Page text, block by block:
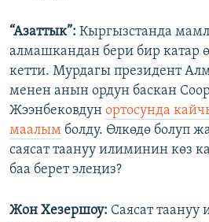
“Азаттык”: Кыргызстанда
алмашкандан бери бир катар
кетти. Мурдагы президент
менен анын ордун баскан
Жээнбековдун ортосунда
маалым болду. Өлкөдө болуп
саясат таануу илиминин көз
баа берет элеңиз?
Жон Хезершоу: Саясат